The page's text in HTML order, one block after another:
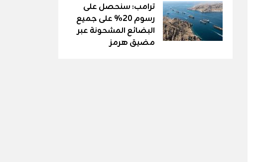
ترامب: سنحصل على
رسوم 20% على جميع
البضائع المشحونة عبر
مضيق هرمز